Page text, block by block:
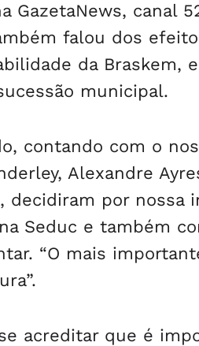
GazetaNews, canal
falou dos
da Braskem,
municipal.
contando com o
Alexandre
decidiram por nossa
Seduc e também
“O mais
acreditar que é